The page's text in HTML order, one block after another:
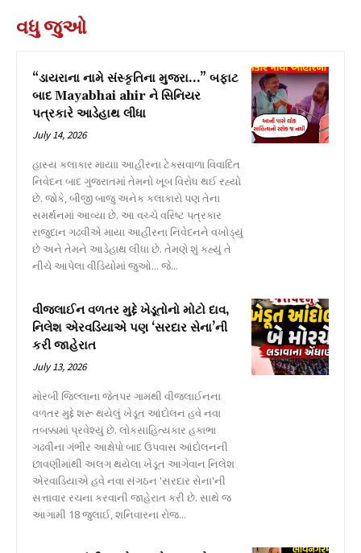
વધુ જુઓ
“ડાયરાના નામે સંસ્કૃતિના મુજરા…” બફાટ
બાદ Mayabhai ahir ને સિનિયર
પત્રકારે આડેહાથ લીધા
July 14, 2026
હાસ્ય કલાકાર માયાા આહીરના ટેક્સવાળા વિવાદિત
નિવેદન બાદ ગુજરાતમાં તેમનો ખૂબ વિરોધ થઈ રહ્યો
છે. જોકે, બીજી બાજુ અનેક કલાકારો પણ તેના
સમર્થનમાં આવ્યા છે. આ વચ્ચે વરિષ્ટ પત્રકાર
રાજુદાન ગઢવીએ માયા આહીરના નિવેદનને વખોડ્યું
છે અને તેમને આડેહાથ લીધા છે. તેમણે શું કહ્યું તે
નીચે આપેલા વીડિયોમાં જુઓ... જે...
વીજલાઈન વળતર મુદ્દે ખેડૂતોનો મોટો દાવ,
નિલેશ એરવડિયાએ પણ ‘સરદાર સેના’ની
કરી જાહેરાત
July 13, 2026
મોરબી જિલ્લાના જેતપર ગામથી વીજલાઈનના
વળતર મુદ્દે શરૂ થયેલું ખેડૂત આંદોલન હવે નવા
તબક્કામાં પ્રવેશ્યું છે. લોકસાહિત્યકાર હકાભા
ગઢવીના ગંભીર આક્ષેપો બાદ ઉપવાસ આંદોલનની
છાવણીમાંથી અલગ થયેલા ખેડૂત આગેવાન નિલેશ
એરવાડિયાએ હવે નવા સંગઠન 'સરદાર સેના'ની
સત્તાવાર રચના કરવાની જાહેરાત કરી છે. સાથે જ
આગામી 18 જુલાઈ, શનિવારના રોજ...